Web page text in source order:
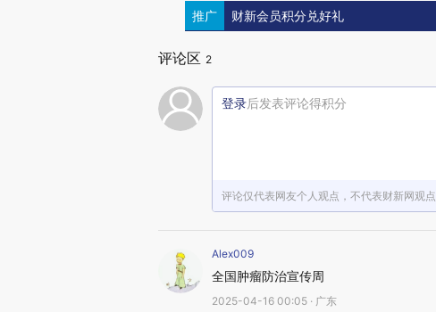
推广 财新会员积分兑好礼
评论区 2
登录后发表评论得积分
评论仅代表网友个人观点，不代表财新网观点
Alex009
全国肿瘤防治宣传周
2025-04-16 00:05 · 广东